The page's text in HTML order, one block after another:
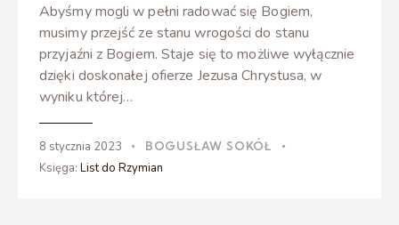
Abyśmy mogli w pełni radować się Bogiem,
musimy przejść ze stanu wrogości do stanu
przyjaźni z Bogiem. Staje się to możliwe wyłącznie
dzięki doskonałej ofierze Jezusa Chrystusa, w
wyniku której…
8 stycznia 2023 BOGUSŁAW SOKÓŁ
Księga: List do Rzymian